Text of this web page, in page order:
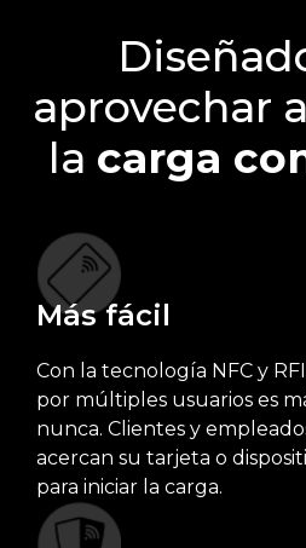
aprovechar
la carga
Más fácil
Con la tecnología NFC y
por múltiples usuarios es
nunca. Clientes y
acercan su tarjeta o
para iniciar la carga.